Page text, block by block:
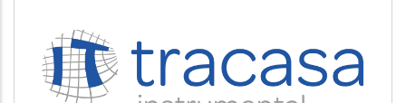
TRACASA INSTRUMENTAL
Servicios tecnológicos y modernización